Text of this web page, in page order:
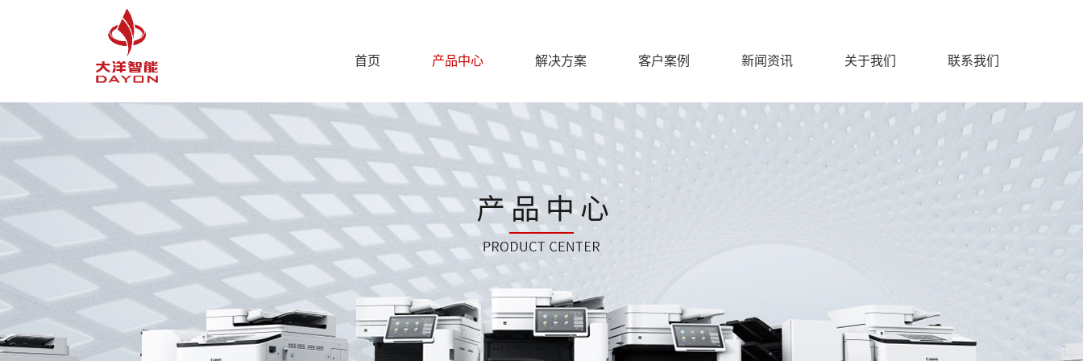
首页 产品中心 解决方案 客户案例 新闻资讯 关于我们 联系我们